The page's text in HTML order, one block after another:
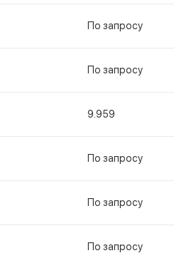
По запросу
По запросу
9.959
По запросу
По запросу
По запросу